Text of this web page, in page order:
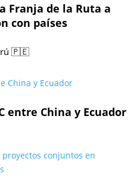
Franja de la Ruta a
con países
🇵🇪
entre China y Ecuador